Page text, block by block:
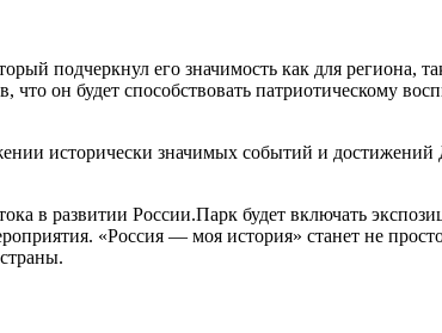
подчеркнул его значимость как для региона,
он будет способствовать патриотическому
исторически значимых событий и достижений
в развитии России.Парк будет включать
«Россия — моя история» станет не